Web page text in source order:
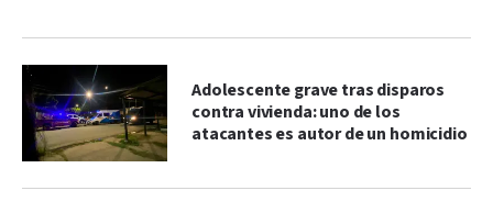
Adolescente grave tras disparos
contra vivienda: uno de los
atacantes es autor de un homicidio